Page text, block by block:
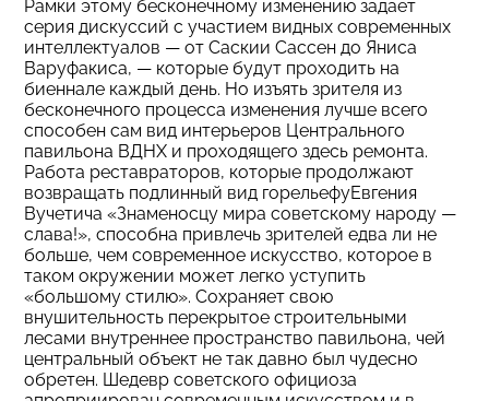
Рамки этому бесконечному изменению задает
серия дискуссий с участием видных современных
интеллектуалов — от Саскии Сассен до Яниса
Варуфакиса, — которые будут проходить на
биеннале каждый день. Но изъять зрителя из
бесконечного процесса изменения лучше всего
способен сам вид интерьеров Центрального
павильона ВДНХ и проходящего здесь ремонта.
Работа реставраторов, которые продолжают
возвращать подлинный вид горельефуЕвгения
Вучетича «Знаменосцу мира советскому народу —
слава!», способна привлечь зрителей едва ли не
больше, чем современное искусство, которое в
таком окружении может легко уступить
«большому стилю». Сохраняет свою
внушительность перекрытое строительными
лесами внутреннее пространство павильона, чей
центральный объект не так давно был чудесно
обретен. Шедевр советского официоза